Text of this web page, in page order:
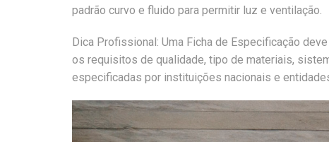
padrão curvo e fluido para permitir luz e ventilação.
Dica Profissional: Uma Ficha de Especificação
os requisitos de qualidade, tipo de materiais,
especificadas por instituições nacionais e